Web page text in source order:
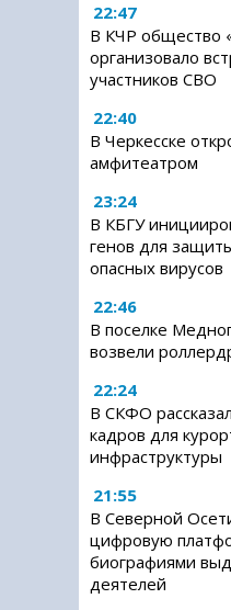
22:47
В КЧР общество
организовало
участников СВО
22:40
В Черкесске
амфитеатром
23:24
В КБГУ
генов для
опасных вирусов
22:46
В поселке
возвели
22:24
В СКФО
кадров для
инфраструктуры
21:55
В Северной
цифровую
биографиями
деятелей